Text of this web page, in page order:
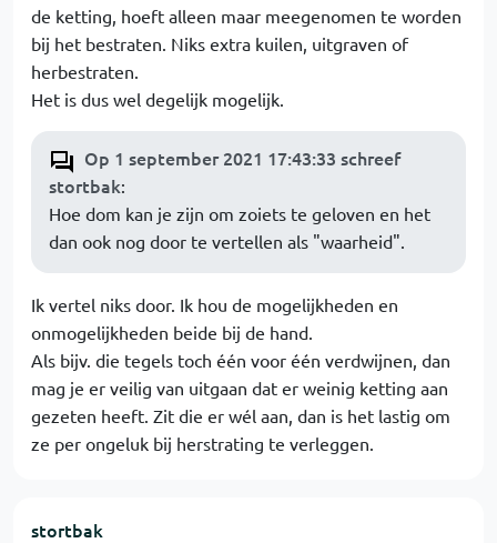
de ketting, hoeft alleen maar meegenomen te worden
bij het bestraten. Niks extra kuilen, uitgraven of
herbestraten.
Het is dus wel degelijk mogelijk.
Op 1 september 2021 17:43:33 schreef
stortbak:
Hoe dom kan je zijn om zoiets te geloven en het
dan ook nog door te vertellen als "waarheid".
Ik vertel niks door. Ik hou de mogelijkheden en
onmogelijkheden beide bij de hand.
Als bijv. die tegels toch één voor één verdwijnen, dan
mag je er veilig van uitgaan dat er weinig ketting aan
gezeten heeft. Zit die er wél aan, dan is het lastig om
ze per ongeluk bij herstrating te verleggen.
stortbak